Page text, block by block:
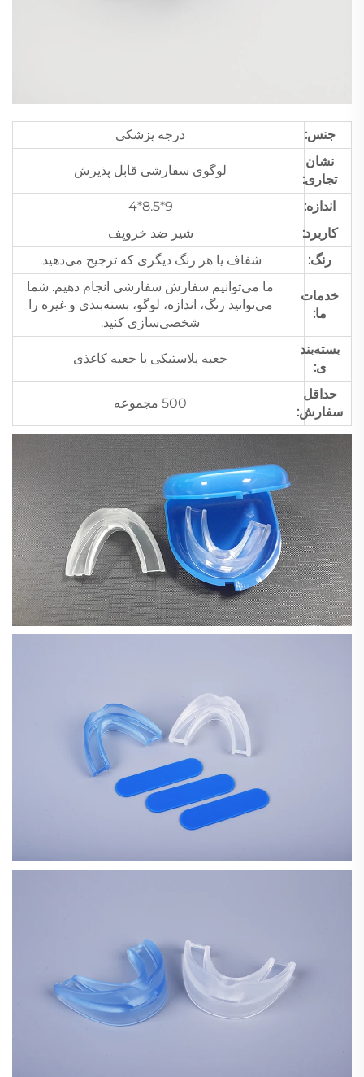
جنس:
درجه پزشکی
نشان
تجاری:
لوگوی سفارشی قابل پذیرش
اندازه:
9*8.5*4
کاربرد:
شیر ضد خروپف
رنگ:
شفاف یا هر رنگ دیگری که ترجیح می‌دهید.
خدمات
ما:
ما می‌توانیم سفارش سفارشی انجام دهیم. شما
می‌توانید رنگ، اندازه، لوگو، بسته‌بندی و غیره را
شخصی‌سازی کنید.
بسته‌بند
ی:
جعبه پلاستیکی یا جعبه کاغذی
حداقل
سفارش:
500 مجموعه